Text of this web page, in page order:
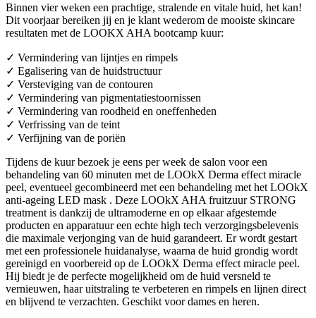
Binnen vier weken een prachtige, stralende en vitale huid, het kan!
Dit voorjaar bereiken jij en je klant wederom de mooiste skincare
resultaten met de LOOKX AHA bootcamp kuur:
✓ Vermindering van lijntjes en rimpels
✓ Egalisering van de huidstructuur
✓ Versteviging van de contouren
✓ Vermindering van pigmentatiestoornissen
✓ Vermindering van roodheid en oneffenheden
✓ Verfrissing van de teint
✓ Verfijning van de poriën
Tijdens de kuur bezoek je eens per week de salon voor een
behandeling van 60 minuten met de LOOkX Derma effect miracle
peel, eventueel gecombineerd met een behandeling met het LOOkX
anti-ageing LED mask . Deze LOOkX AHA fruitzuur STRONG
treatment is dankzij de ultramoderne en op elkaar afgestemde
producten en apparatuur een echte high tech verzorgingsbelevenis
die maximale verjonging van de huid garandeert. Er wordt gestart
met een professionele huidanalyse, waarna de huid grondig wordt
gereinigd en voorbereid op de LOOkX Derma effect miracle peel.
Hij biedt je de perfecte mogelijkheid om de huid versneld te
vernieuwen, haar uitstraling te verbeteren en rimpels en lijnen direct
en blijvend te verzachten. Geschikt voor dames en heren.